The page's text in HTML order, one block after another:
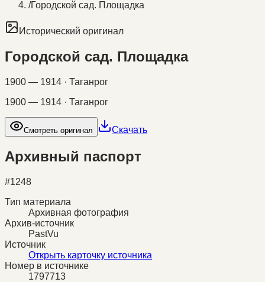
/Городской сад. Площадка
Исторический оригинал
Городской сад. Площадка
1900 — 1914 · Таганрог
1900 — 1914 · Таганрог
Смотреть оригинал Скачать
Архивный паспорт
#1248
Тип материала
Архивная фотография
Архив-источник
PastVu
Источник
Открыть карточку источника
Номер в источнике
1797713